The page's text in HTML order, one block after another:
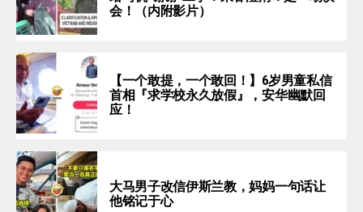
会！（内附影片）
【一个敢提，一个敢回！】6岁男童私信
首相『求学校永久放假』，安华幽默回
应！
大马男子改信伊斯兰教，妈妈一句话让
他铭记于心